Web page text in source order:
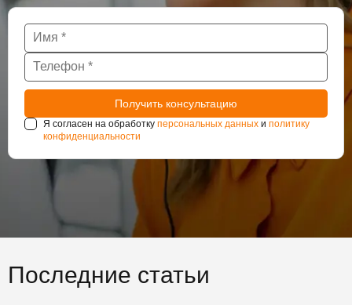
Я согласен на обработку персональных данных и политику
конфиденциальности
Последние статьи